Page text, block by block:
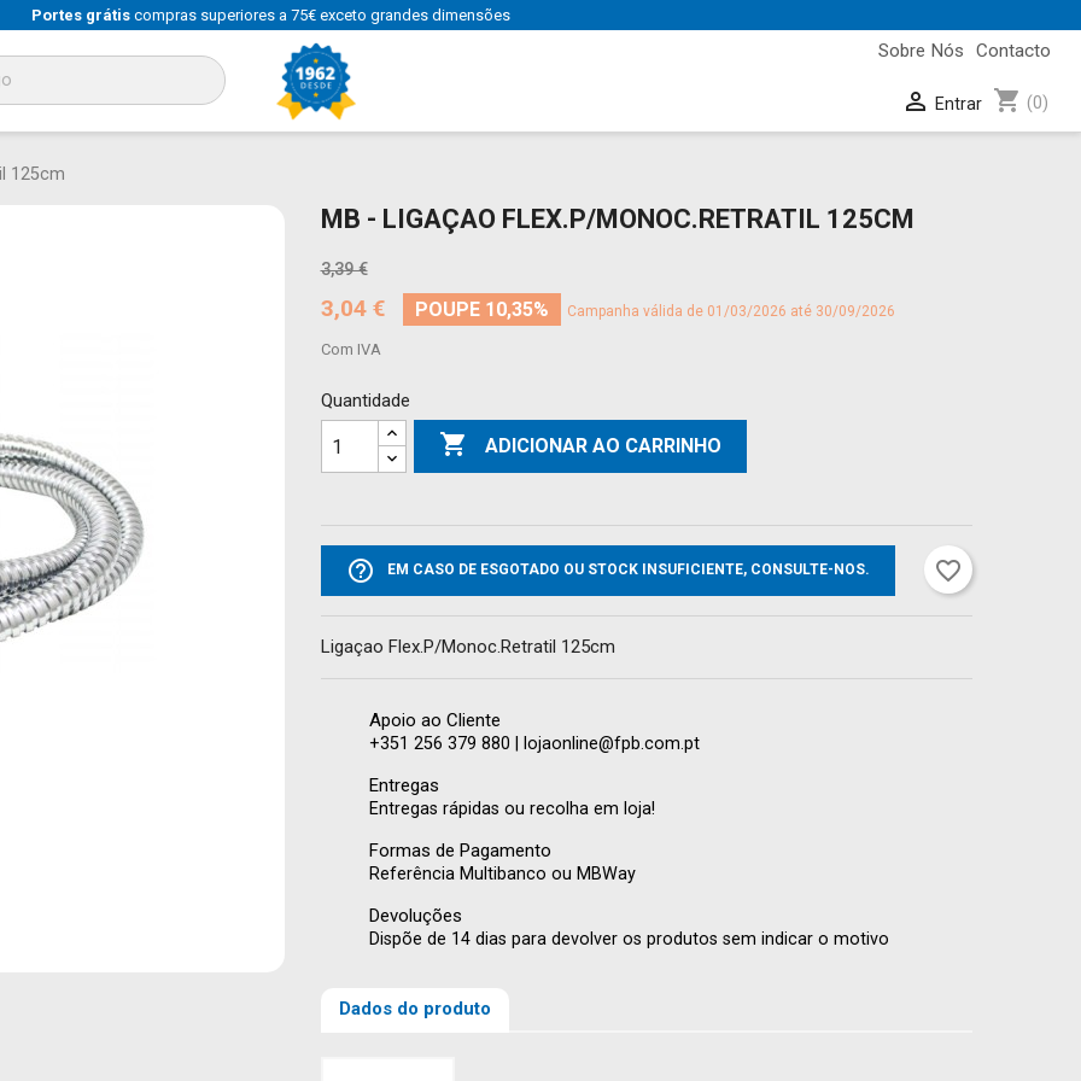
Portes grátiscompras superiores a 75€ exceto grandes dimensões
Contacto
Sobre Nós
shopping_cart (0)
 Entrar
125cm
MB - LIGAÇAO FLEX.P/MONOC.RETRATIL 125CM
3,39 €
3,04 € POUPE 10,35% Campanha válida de 01/03/2026 até 30/09/2026
Com IVA
Quantidade
 ADICIONAR AO CARRINHO
help_outline EM CASO DE ESGOTADO OU STOCK INSUFICIENTE, CONSULTE-NOS. favorite_border
Ligaçao Flex.P/Monoc.Retratil 125cm
Apoio ao Cliente
+351 256 379 880 | lojaonline@fpb.com.pt
Entregas
Entregas rápidas ou recolha em loja!
Formas de Pagamento
Referência Multibanco ou MBWay
Devoluções
Dispõe de 14 dias para devolver os produtos sem indicar o motivo
Dados do produto